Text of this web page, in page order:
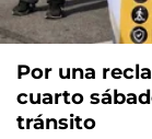
Por una
cuarto
tránsito